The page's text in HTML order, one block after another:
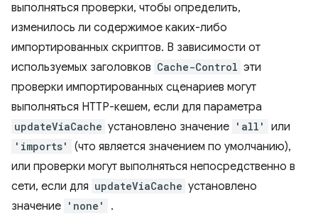
выполняться проверки, чтобы определить,
изменилось ли содержимое каких-либо
импортированных скриптов. В зависимости от
используемых заголовков Cache-Control эти
проверки импортированных сценариев могут
выполняться HTTP-кешем, если для параметра
updateViaCache установлено значение 'all' или
'imports'
(что является значением по умолчанию),
или проверки могут выполняться непосредственно в
сети, если для updateViaCache установлено
значение 'none' .